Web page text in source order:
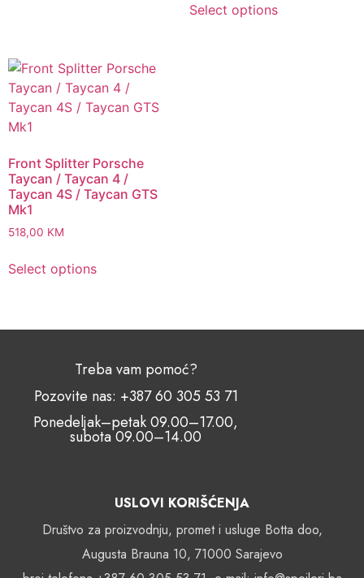
Select options
Front Splitter Porsche
Taycan / Taycan 4 /
Taycan 4S / Taycan GTS
Mk1
518,00 KM
Select options
USLOVI KORIŠĆENJA
Društvo za proizvodnju, promet i usluge Botta doo,
Augusta Brauna 10, 71000 Sarajevo
Treba vam pomoć?
Pozovite nas: +387 60 305 53 71
Ponedeljak–petak 09.00–17.00,
subota 09.00–14.00